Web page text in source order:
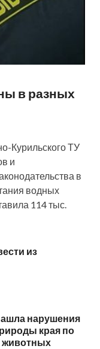
в разных
Курильского ТУ
и
в
водных
114 тыс.
из
нарушения
края по
животных